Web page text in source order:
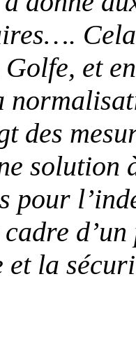
Golfe, et
des
solution
pour
et la